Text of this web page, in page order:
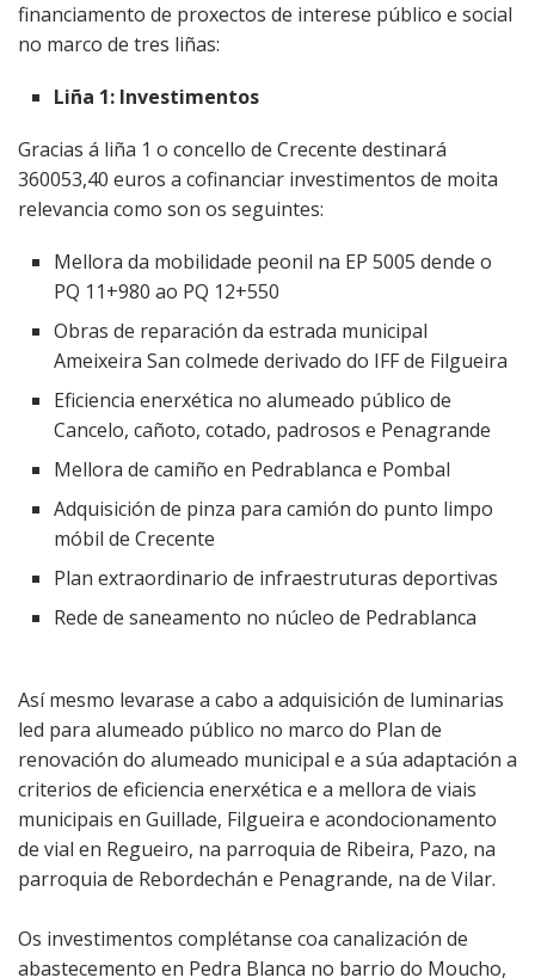
financiamento de proxectos de interese público e social
no marco de tres liñas:
Liña 1: Investimentos
Gracias á liña 1 o concello de Crecente destinará
360053,40 euros a cofinanciar investimentos de moita
relevancia como son os seguintes:
Mellora da mobilidade peonil na EP 5005 dende o
PQ 11+980 ao PQ 12+550
Obras de reparación da estrada municipal
Ameixeira San colmede derivado do IFF de Filgueira
Eficiencia enerxética no alumeado público de
Cancelo, cañoto, cotado, padrosos e Penagrande
Mellora de camiño en Pedrablanca e Pombal
Adquisición de pinza para camión do punto limpo
móbil de Crecente
Plan extraordinario de infraestruturas deportivas
Rede de saneamento no núcleo de Pedrablanca
Así mesmo levarase a cabo a adquisición de luminarias
led para alumeado público no marco do Plan de
renovación do alumeado municipal e a súa adaptación a
criterios de eficiencia enerxética e a mellora de viais
municipais en Guillade, Filgueira e acondocionamento
de vial en Regueiro, na parroquia de Ribeira, Pazo, na
parroquia de Rebordechán e Penagrande, na de Vilar.
Os investimentos complétanse coa canalización de
abastecemento en Pedra Blanca no barrio do Moucho,